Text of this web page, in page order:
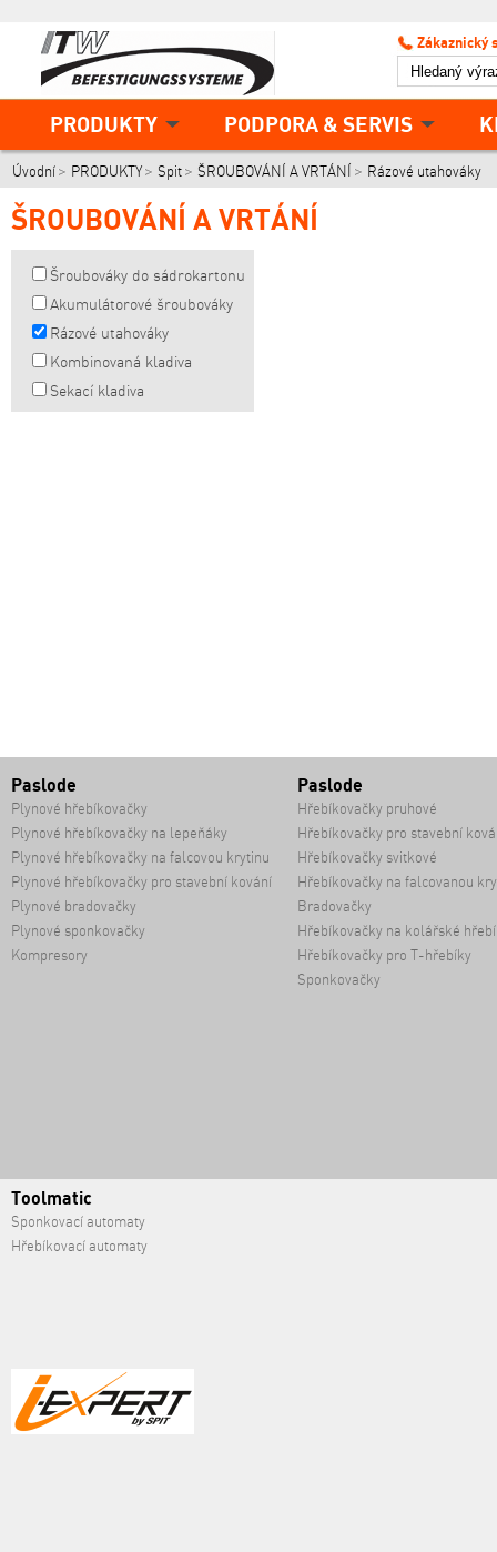
PRODUKTY PODPORA & SERVIS
Zákaznický
Úvodní PRODUKTY Spit ŠROUBOVÁNÍ A VRTÁNÍ Rázové utahováky
ŠROUBOVÁNÍ A VRTÁNÍ
Šroubováky do sádrokartonu
Akumulátorové šroubováky
Rázové utahováky
Kombinovaná kladiva
Sekací kladiva
Paslode
Plynové hřebíkovačky
Plynové hřebíkovačky na lepeňáky
Plynové hřebíkovačky na falcovou krytinu
Plynové hřebíkovačky pro stavební kování
Plynové bradovačky
Plynové sponkovačky
Kompresory
Paslode
Hřebíkovačky pruhové
Hřebíkovačky pro stavební
Hřebíkovačky svitkové
Hřebíkovačky na falcovanou
Bradovačky
Hřebíkovačky na kolářské
Hřebíkovačky pro T-hřebíky
Sponkovačky
Toolmatic
Sponkovací automaty
Hřebíkovací automaty